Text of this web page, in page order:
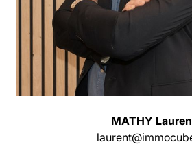
MATHY